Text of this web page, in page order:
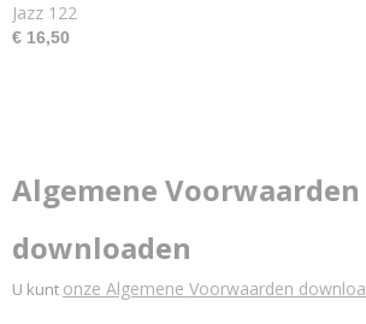
Jazz 122
€ 16,50
Algemene Voorwaarden
downloaden
U kunt onze Algemene Voorwaarden